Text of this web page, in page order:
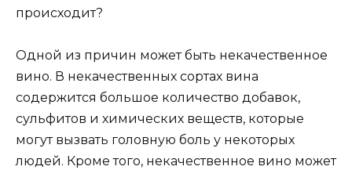
происходит?
Одной из причин может быть некачественное
вино. В некачественных сортах вина
содержится большое количество добавок,
сульфитов и химических веществ, которые
могут вызвать головную боль у некоторых
людей. Кроме того, некачественное вино может